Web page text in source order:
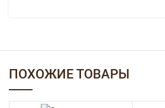
ПОХОЖИЕ ТОВАРЫ